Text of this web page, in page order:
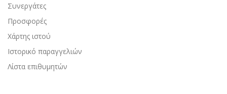
Συνεργάτες
Προσφορές
Χάρτης ιστού
Ιστορικό παραγγελιών
Λίστα επιθυμητών